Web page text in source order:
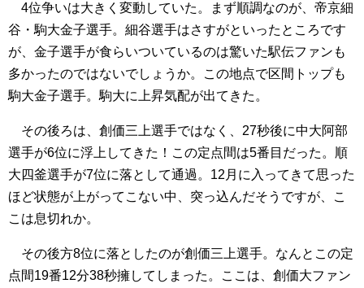
4位争いは大きく変動していた。まず順調なのが、帝京細
谷・駒大金子選手。細谷選手はさすがといったところです
が、金子選手が食らいついているのは驚いた駅伝ファンも
多かったのではないでしょうか。この地点で区間トップも
駒大金子選手。駒大に上昇気配が出てきた。
その後ろは、創価三上選手ではなく、27秒後に中大阿部
選手が6位に浮上してきた！この定点間は5番目だった。順
大四釜選手が7位に落として通過。12月に入ってきて思った
ほど状態が上がってこない中、突っ込んだそうですが、こ
こは息切れか。
その後方8位に落としたのが創価三上選手。なんとこの定
点間19番12分38秒擁してしまった。ここは、創価大ファン